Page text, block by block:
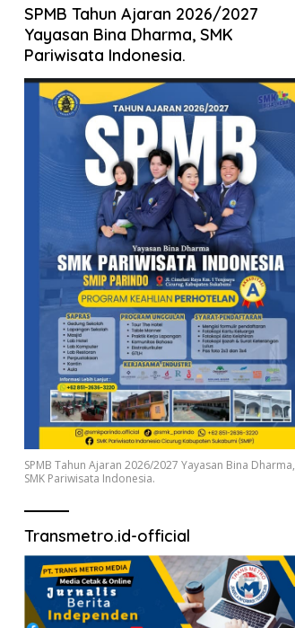
SPMB Tahun Ajaran 2026/2027
Yayasan Bina Dharma, SMK
Pariwisata Indonesia.
SPMB Tahun Ajaran 2026/2027 Yayasan Bina Dharma,
SMK Pariwisata Indonesia.
Transmetro.id-official